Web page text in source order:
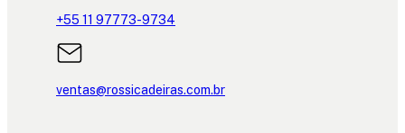
+55 11 97773-9734
ventas@rossicadeiras.com.br